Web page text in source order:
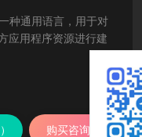
种通用语言，用于对
应用程序资源进行建
购买咨询